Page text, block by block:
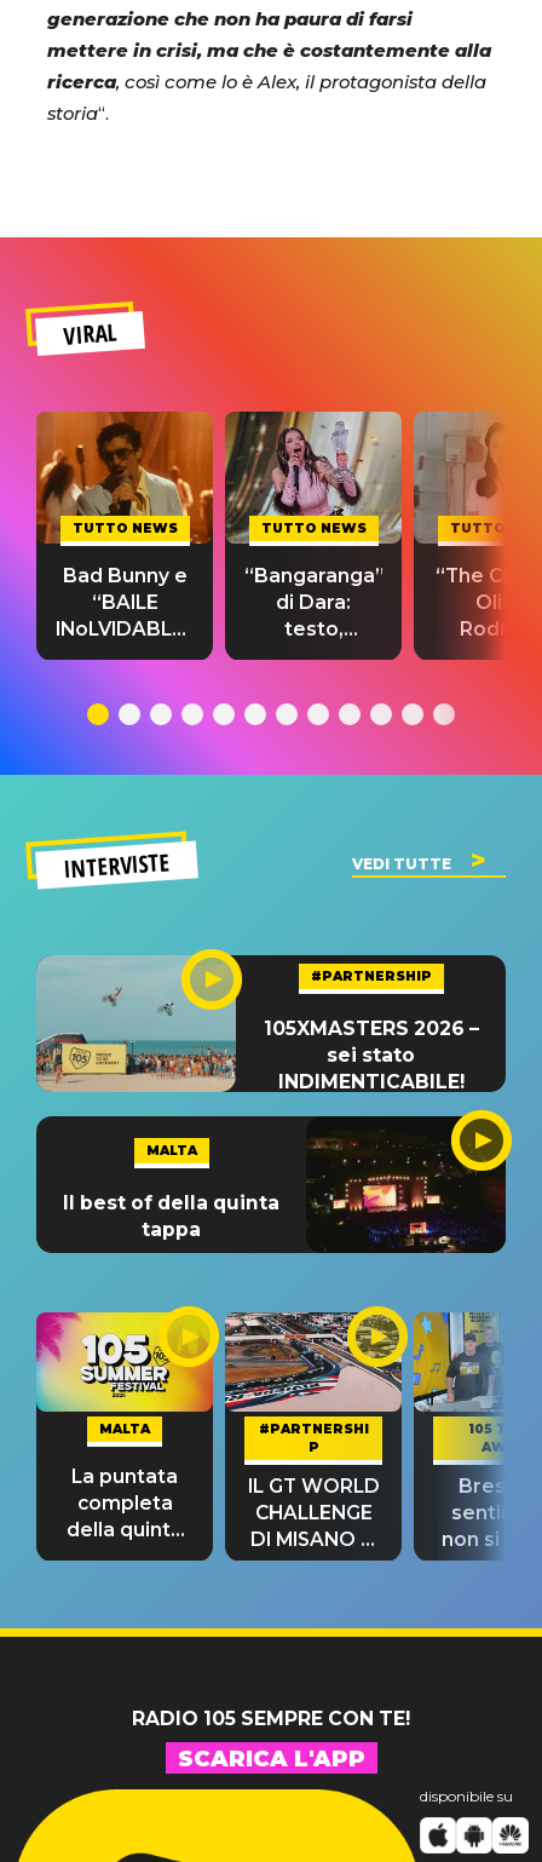
generazione che non ha paura di farsi
mettere in crisi, ma che è costantemente alla
ricerca, così come lo è Alex, il protagonista della
storia“.
VIRAL
TUTTO NEWS
Bad Bunny e
“BAILE
INoLVIDABLE”:
testo,
significato
TUTTO NEWS
“Bangaranga”
di Dara:
testo,
traduzione e
del singolo
TUTTO
“The
Olivia
testo,
INTERVISTE VEDI TUTTE
#PARTNERSHIP
105XMASTERS 2026 –
sei stato
INDIMENTICABILE!
MALTA
Il best of della quinta
tappa
MALTA
La puntata
completa
della quinta
tappa
#PARTNERSHI
P
IL GT WORLD
CHALLENGE
DI MISANO si
riconferma
105 TAKE
AWAY
Bresh:
non si
fino alla
RADIO 105 SEMPRE CON TE!
SCARICA L'APP
disponibile su